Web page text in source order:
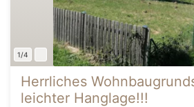
1/4
Herrliches
leichter Hanglage!!!